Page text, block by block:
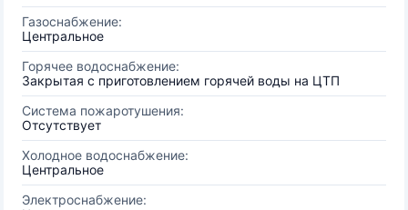
Газоснабжение:
Центральное
Горячее водоснабжение:
Закрытая с приготовлением горячей воды на ЦТП
Система пожаротушения:
Отсутствует
Холодное водоснабжение:
Центральное
Электроснабжение: